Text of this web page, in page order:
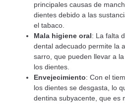
principales causas de
dientes debido a las
el tabaco.
Mala higiene oral: La falta
dental adecuado permite la
sarro, que pueden llevar a
los dientes.
Envejecimiento: Con el
los dientes se desgasta, lo
dentina subyacente, que es